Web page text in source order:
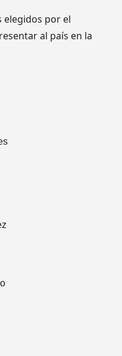
elegidos por el
al país en la